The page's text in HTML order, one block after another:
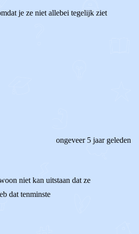
je ze niet allebei tegelijk ziet
ongeveer 5 jaar geleden
niet kan uitstaan dat ze
dat tenminste